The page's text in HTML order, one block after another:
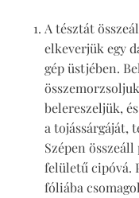
A tésztát
elkeverjük egy
gép üstjében.
belereszeljük,
a tojássárgáját,
Szépen
felületű cipóvá.
fóliába